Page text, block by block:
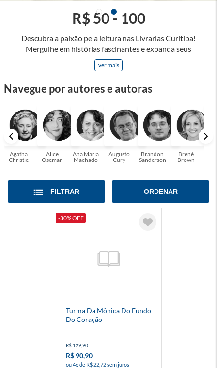
Descubra a paixão pela leitura nas Livrarias Curitiba!
Mergulhe em histórias fascinantes e expanda seus
horizontes, onde cada página é uma porta para novos
universos e perspectivas. Ler nos permite viajar sem sair do
e tenha a oportunidade de alcançar o seu crescimento
passe um tempo no mundo da imaginação! A leitura
transforma vidas e estamos aqui para ajudar a transformar a
sua! Tenha certeza, temos o livro perfeito para você!
Ver mais
R$ 50 - 100
Navegue por autores e autoras
Agatha
Christie
Alice
Oseman
Ana Maria
Machado
Augusto
Cury
Brandon
Sanderson
Brené
Brown
FILTRAR ORDENAR
-30% OFF
Turma Da Mônica Do Fundo
Do Coração
R$ 129,90
R$ 90,90
ou 4x de R$ 22,72 sem juros